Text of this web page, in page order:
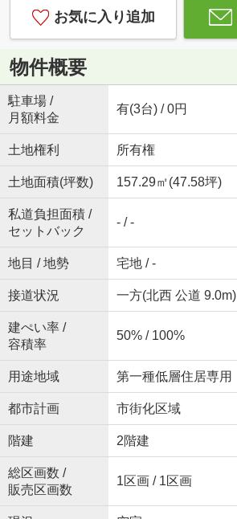
お気に入り追加
物件概要
駐車場 /
月額料金
有(3台) / 0円
土地権利 所有権
土地面積(坪数) 157.29㎡(47.58坪)
私道負担面積 /
セットバック
- / -
地目 / 地勢 宅地 / -
接道状況 一方(北西 公道 9.0m)
建ぺい率 /
容積率
50% / 100%
用途地域 第一種低層住居専用
都市計画 市街化区域
階建 2階建
総区画数 /
販売区画数
1区画 / 1区画